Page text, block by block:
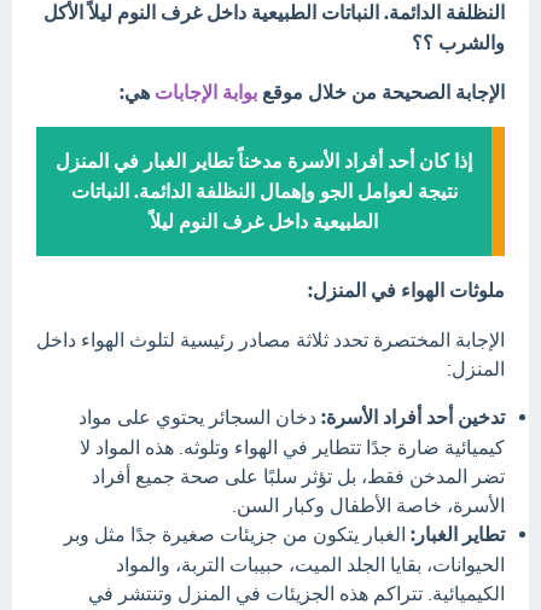
النظلفة الدائمة. النباتات الطبيعية داخل غرف النوم ليلاً الأكل
والشرب ؟؟
الإجابة الصحيحة من خلال موقع بوابة الإجابات هي:
إذا كان أحد أفراد الأسرة مدخناً تطاير الغبار في المنزل
نتيجة لعوامل الجو وإهمال النظلفة الدائمة. النباتات
الطبيعية داخل غرف النوم ليلاً
ملوثات الهواء في المنزل:
الإجابة المختصرة تحدد ثلاثة مصادر رئيسية لتلوث الهواء داخل
المنزل:
تدخين أحد أفراد الأسرة: دخان السجائر يحتوي على مواد
كيميائية ضارة جدًا تتطاير في الهواء وتلوثه. هذه المواد لا
تضر المدخن فقط، بل تؤثر سلبًا على صحة جميع أفراد
الأسرة، خاصة الأطفال وكبار السن.
تطاير الغبار: الغبار يتكون من جزيئات صغيرة جدًا مثل وبر
الحيوانات، بقايا الجلد الميت، حبيبات التربة، والمواد
الكيميائية. تتراكم هذه الجزيئات في المنزل وتنتشر في